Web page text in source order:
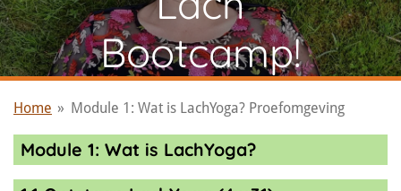
Bootcamp!
Home » Module 1: Wat is LachYoga? Proefomgeving
Module 1: Wat is LachYoga?